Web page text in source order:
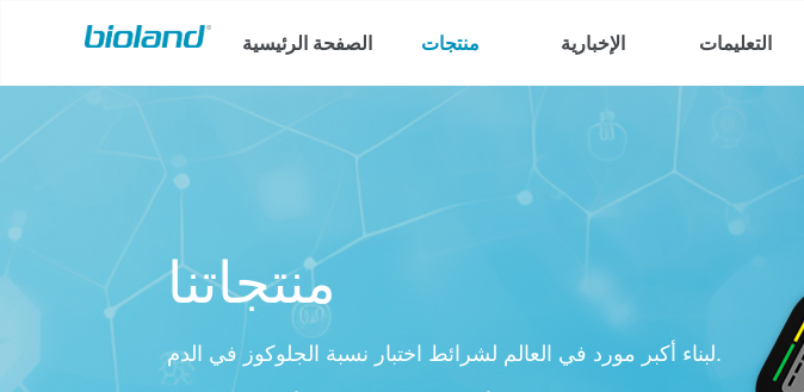
الصفحة الرئيسية منتجات الإخبارية التعليمات
منتجاتنا
لبناء أكبر مورد في العالم لشرائط اختبار نسبة الجلوكوز في الدم.